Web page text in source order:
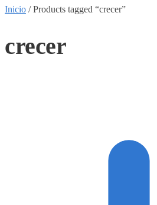
Inicio /Products tagged “crecer”
crecer